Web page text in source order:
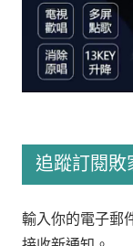
追蹤訂閱敗
輸入你的電子郵